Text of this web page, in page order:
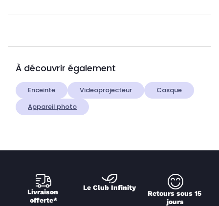
À découvrir également
Enceinte Videoprojecteur
Casque
Appareil photo
Livraison
offerte*
Le Club Infinity
Retours sous 15
jours